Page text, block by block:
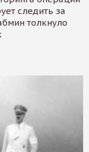
следить за
толкнуло